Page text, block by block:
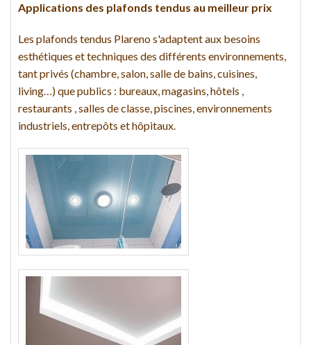
Applications des plafonds tendus au meilleur prix
Les plafonds tendus Plareno s'adaptent aux besoins
esthétiques et techniques des différents environnements,
tant privés (chambre, salon, salle de bains, cuisines,
living…) que publics : bureaux, magasins, hôtels ,
restaurants , salles de classe, piscines, environnements
industriels, entrepôts et hôpitaux.